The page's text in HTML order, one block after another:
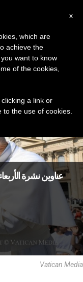
Posts Tagged ‘مرونة’
Vatican Media
x
which are
achieve the
want to know
of the cookies,
a link or
the use of cookies.